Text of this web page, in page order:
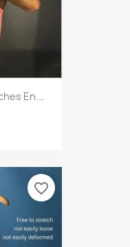
En...
favorite_border